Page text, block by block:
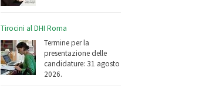
Tirocini al DHI Roma
Termine per la
presentazione delle
candidature: 31 agosto
2026.